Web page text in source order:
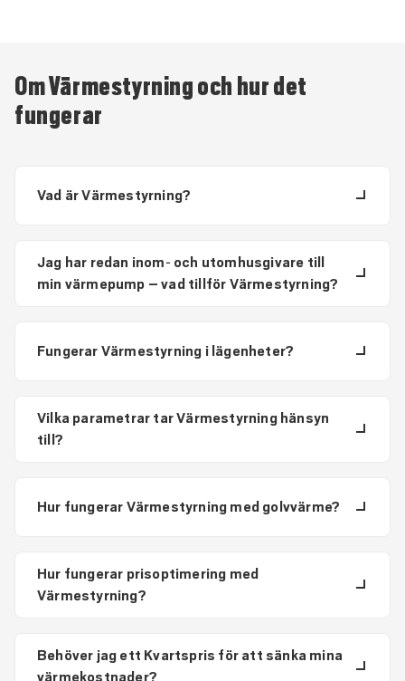
Om Värmestyrning och hur det
fungerar
Vad är Värmestyrning?
Jag har redan inom‑ och utomhusgivare till
min värmepump – vad tillför Värmestyrning?
Fungerar Värmestyrning i lägenheter?
Vilka parametrar tar Värmestyrning hänsyn
till?
Hur fungerar Värmestyrning med golvvärme?
Hur fungerar prisoptimering med
Värmestyrning?
Behöver jag ett Kvartspris för att sänka mina
värmekostnader?